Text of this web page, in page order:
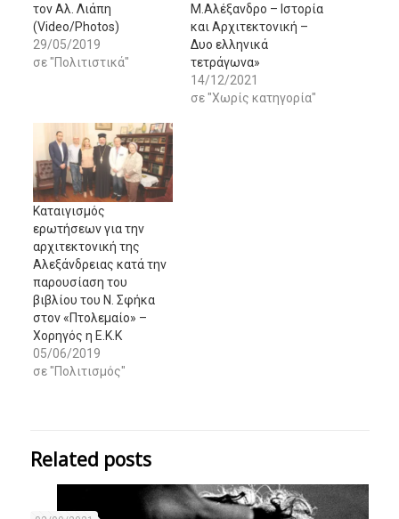
τον Αλ. Λιάπη
(Video/Photos)
29/05/2019
σε "Πολιτιστικά"
Μ.Αλέξανδρο – Ιστορία
και Αρχιτεκτονική –
Δυο ελληνικά
τετράγωνα»
14/12/2021
σε "Χωρίς κατηγορία"
Kαταιγισμός
ερωτήσεων για την
αρχιτεκτονική της
Αλεξάνδρειας κατά την
παρουσίαση του
βιβλίου του Ν. Σφήκα
στον «Πτολεμαίο» –
Χορηγός η Ε.Κ.Κ
05/06/2019
σε "Πολιτισμός"
Related posts